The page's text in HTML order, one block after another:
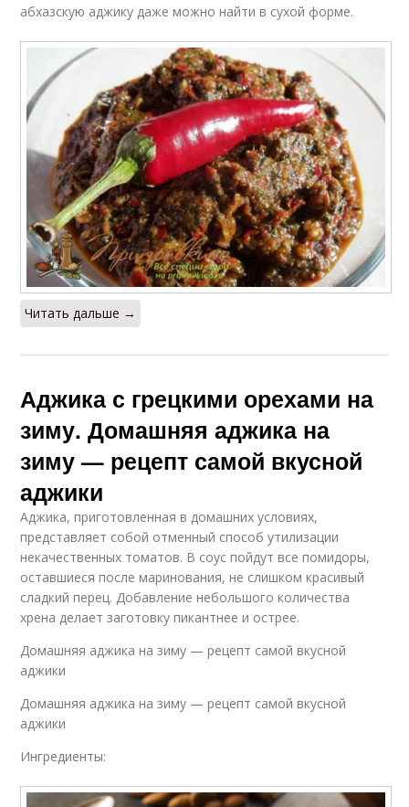
абхазскую аджику даже можно найти в сухой форме.
Читать дальше →
Аджика с грецкими орехами на
зиму. Домашняя аджика на
зиму — рецепт самой вкусной
аджики
Аджика, приготовленная в домашних условиях,
представляет собой отменный способ утилизации
некачественных томатов. В соус пойдут все помидоры,
оставшиеся после маринования, не слишком красивый
сладкий перец. Добавление небольшого количества
хрена делает заготовку пикантнее и острее.
Домашняя аджика на зиму — рецепт самой вкусной
аджики
Домашняя аджика на зиму — рецепт самой вкусной
аджики
Ингредиенты: